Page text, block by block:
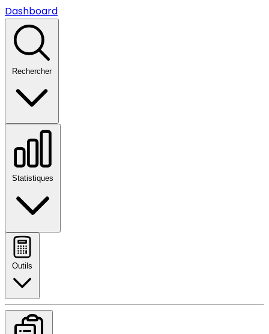
Dashboard
Rechercher
Statistiques
Outils